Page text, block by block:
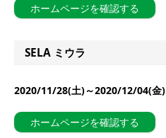
ホームページを確認する
SELA ミウラ
2020/11/28(土)～2020/12/04(金)
ホームページを確認する